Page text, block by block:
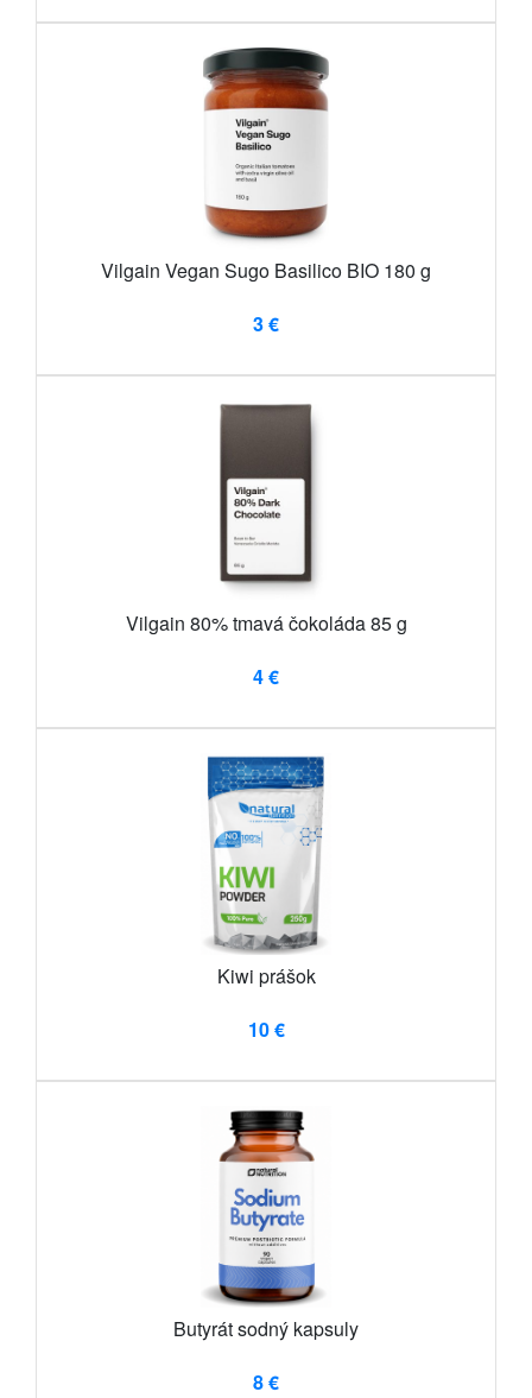
Vilgain Vegan Sugo Basilico BIO 180 g
3 €
Vilgain 80% tmavá čokoláda 85 g
4 €
Kiwi prášok
10 €
Butyrát sodný kapsuly
8 €